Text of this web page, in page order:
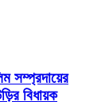
সম্প্রদায়ের
বিধায়ক